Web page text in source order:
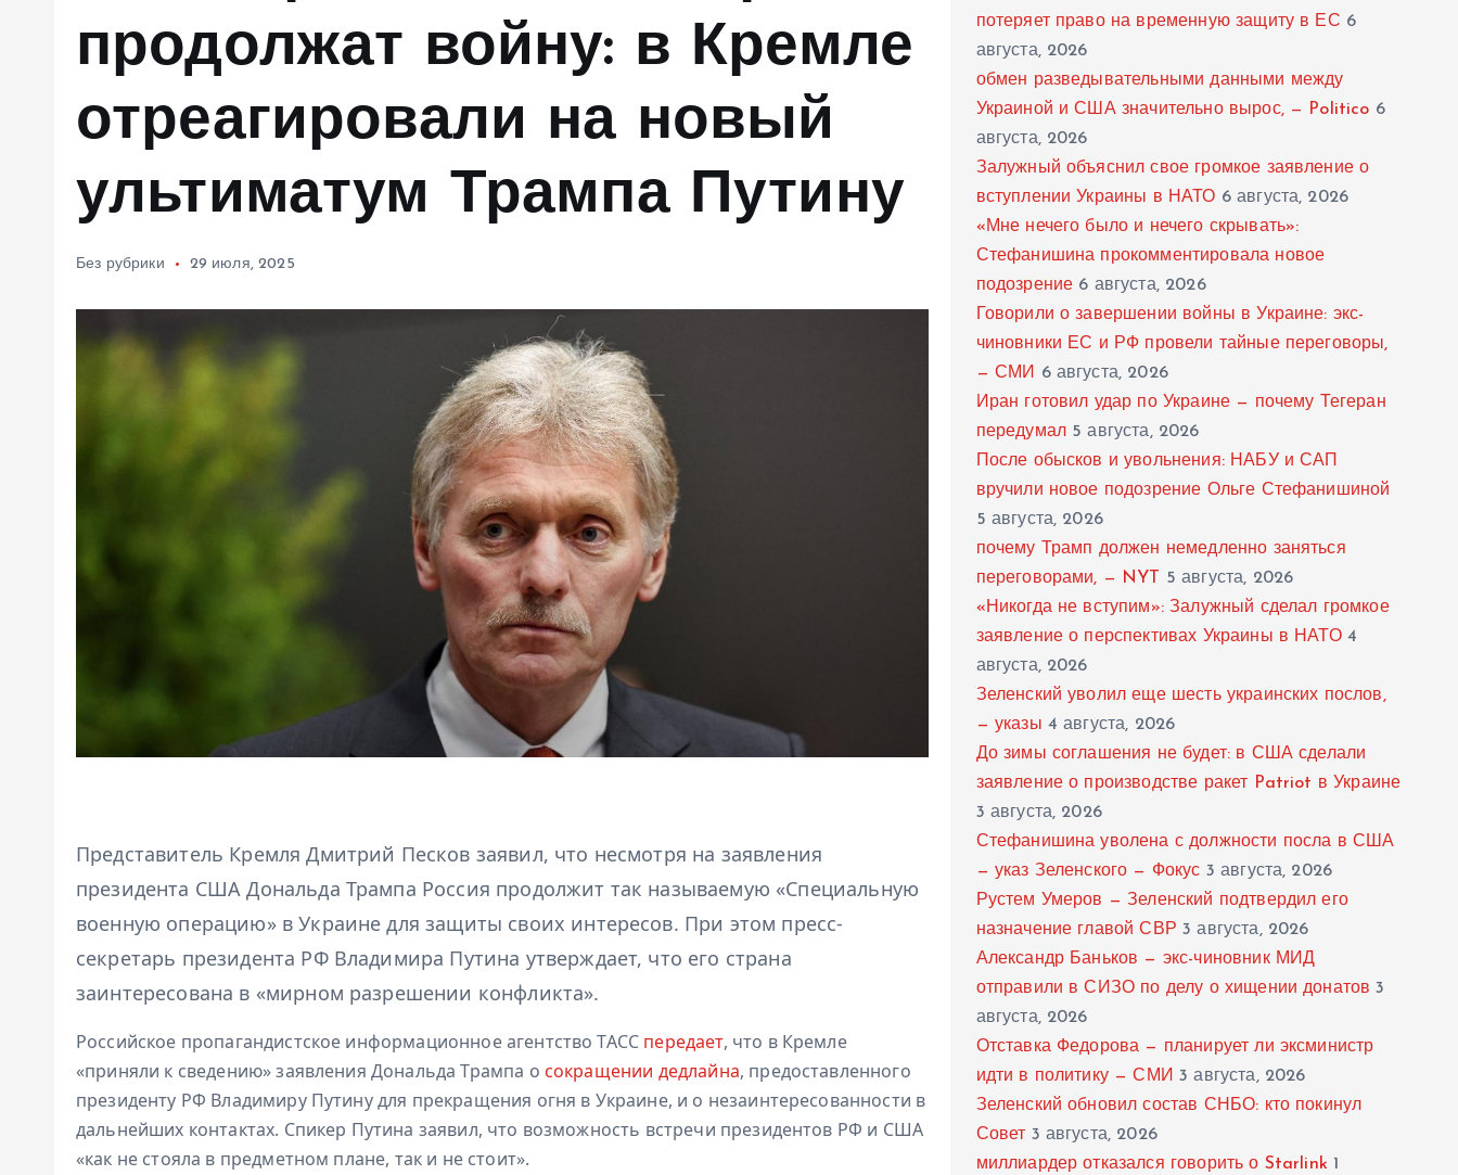
продолжат войну: в Кремле
отреагировали на новый
ультиматум Трампа Путину
Без рубрики 29 июля, 2025
Представитель Кремля Дмитрий Песков заявил, что несмотря на заявления
президента США Дональда Трампа Россия продолжит так называемую «Специальную
военную операцию» в Украине для защиты своих интересов. При этом пресс-
секретарь президента РФ Владимира Путина утверждает, что его страна
заинтересована в «мирном разрешении конфликта».
Российское пропагандистское информационное агентство ТАСС передает, что в Кремле
«приняли к сведению» заявления Дональда Трампа о сокращении дедлайна, предоставленного
президенту РФ Владимиру Путину для прекращения огня в Украине, и о незаинтересованности в
дальнейших контактах. Спикер Путина заявил, что возможность встречи президентов РФ и США
«как не стояла в предметном плане, так и не стоит».
потеряет право на временную защиту в ЕС 6
августа, 2026
обмен разведывательными данными между
Украиной и США значительно вырос, — Politico 6
августа, 2026
Залужный объяснил свое громкое заявление о
вступлении Украины в НАТО 6 августа, 2026
«Мне нечего было и нечего скрывать»:
Стефанишина прокомментировала новое
подозрение 6 августа, 2026
Говорили о завершении войны в Украине: экс-
чиновники ЕС и РФ провели тайные переговоры,
— СМИ 6 августа, 2026
Иран готовил удар по Украине — почему Тегеран
передумал 5 августа, 2026
После обысков и увольнения: НАБУ и САП
вручили новое подозрение Ольге Стефанишиной
5 августа, 2026
почему Трамп должен немедленно заняться
переговорами, — NYT
5 августа, 2026
«Никогда не вступим»: Залужный сделал громкое
заявление о перспективах Украины в НАТО 4
августа, 2026
Зеленский уволил еще шесть украинских послов,
— указы 4 августа, 2026
До зимы соглашения не будет: в США сделали
заявление о производстве ракет Patriot в Украине
3 августа, 2026
Стефанишина уволена с должности посла в США
— указ Зеленского — Фокус 3 августа, 2026
Рустем Умеров — Зеленский подтвердил его
назначение главой СВР 3 августа, 2026
Александр Баньков — экс-чиновник МИД
отправили в СИЗО по делу о хищении донатов 3
августа, 2026
Отставка Федорова — планирует ли эксминистр
идти в политику — СМИ 3 августа, 2026
Зеленский обновил состав СНБО: кто покинул
Совет 3 августа, 2026
миллиардер отказался говорить о Starlink 1